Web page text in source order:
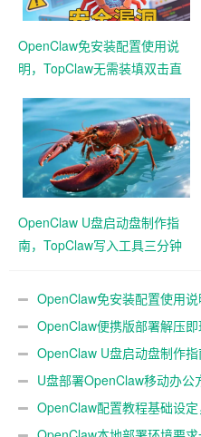
OpenClaw免安装配置使用说
明，TopClaw无需装填双击直
OpenClaw U盘启动盘制作指
南，TopClaw写入工具三分钟
OpenClaw免安装配置使用
连飞书OpenClaw便携版部署解压
免费满血
OpenClaw U盘启动盘制作
随身AIU盘部署OpenClaw移动办
血开箱OpenClaw配置教程基础设